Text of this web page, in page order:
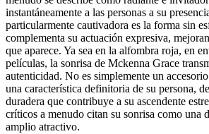
instantáneamente a las personas a su
particularmente cautivadora es la forma sin
complementa su actuación expresiva,
que aparece. Ya sea en la alfombra roja, en
películas, la sonrisa de Mckenna Grace
autenticidad. No es simplemente un
una característica definitoria de su persona,
duradera que contribuye a su ascendente
críticos a menudo citan su sonrisa como una
amplio atractivo.